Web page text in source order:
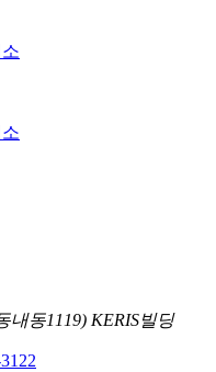
내동1119) KERIS빌딩